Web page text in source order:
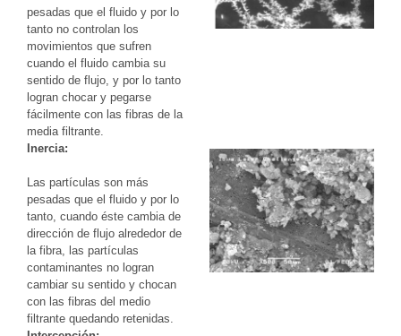
pesadas que el fluido y por lo
tanto no controlan los
movimientos que sufren
cuando el fluido cambia su
sentido de flujo, y por lo tanto
logran chocar y pegarse
fácilmente con las fibras de la
media filtrante.
Inercia:
Las partículas son más
pesadas que el fluido y por lo
tanto, cuando éste cambia de
dirección de flujo alrededor de
la fibra, las partículas
contaminantes no logran
cambiar su sentido y chocan
con las fibras del medio
filtrante quedando retenidas.